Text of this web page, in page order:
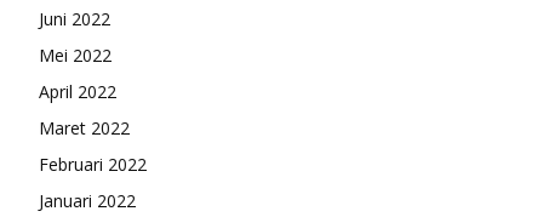
Juni 2022
Mei 2022
April 2022
Maret 2022
Februari 2022
Januari 2022